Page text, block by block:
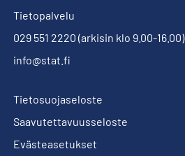
Tietopalvelu
029 551 2220 (arkisin klo 9.00-16.00)
info@stat.fi
Tietosuojaseloste
Saavutettavuusseloste
Evästeasetukset